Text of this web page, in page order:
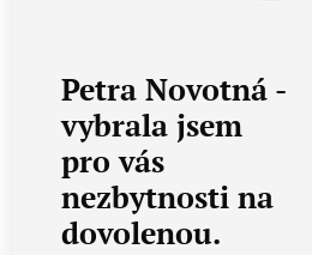
Petra Novotná -
vybrala jsem
pro vás
nezbytnosti na
dovolenou.